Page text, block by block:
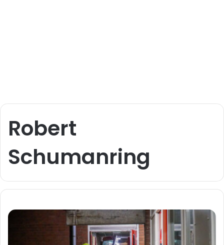
Robert
Schumanring